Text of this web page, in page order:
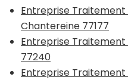
Entreprise Traitement
Chantereine 77177
Entreprise Traitement
77240
Entreprise Traitement